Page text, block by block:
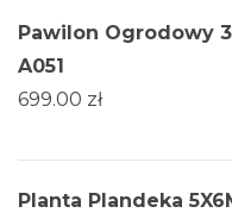
Pawilon Ogrodowy
A051
699.00 zł
Planta Plandeka